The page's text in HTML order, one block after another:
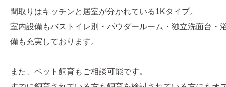
間取りはキッチンと居室が分かれている1Kタイプ。
室内設備もバストイレ別・パウダールーム・独立洗面台・
備も充実しております。
また、ペット飼育もご相談可能です。